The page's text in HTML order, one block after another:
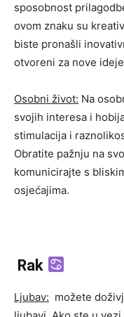
sposobnost
ovom znaku su
biste pronašli
otvoreni za nove
Osobni život: Na
svojih interesa i
stimulacija i
Obratite pažnju na
komunicirajte s
osjećajima.
Rak
Ljubav: možete